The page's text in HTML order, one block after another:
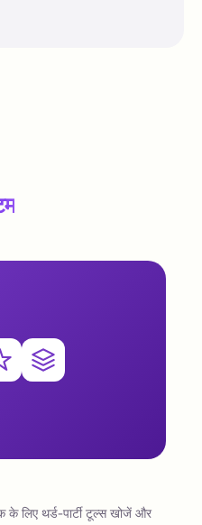
के लिए थर्ड-पार्टी टूल्स खोजें और